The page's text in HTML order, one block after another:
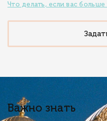
Что делать, если вас больше
Важно знать